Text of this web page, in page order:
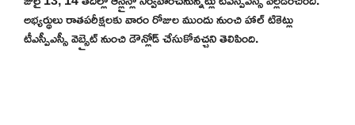
అభ్యర్థులు రాతపరీక్షలకు వారం రోజుల ముందు నుంచి హాల్ టికెట్లు
టీఎస్పీఎస్సీ వెబ్సైట్ నుంచి డౌన్లోడ్ చేసుకోవచ్చని తెలిపింది.